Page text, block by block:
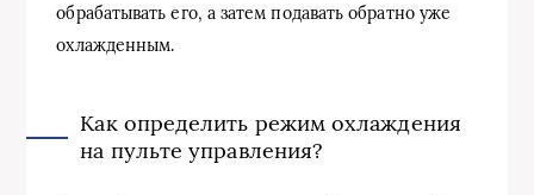
обрабатывать его, а затем подавать обратно уже
охлажденным.
Как определить режим охлаждения
на пульте управления?